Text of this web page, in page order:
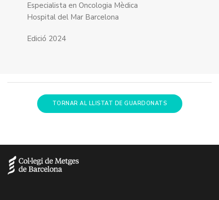
Especialista en Oncologia Mèdica
Hospital del Mar Barcelona
Edició 2024
TORNAR AL LLISTAT DE GUARDONATS